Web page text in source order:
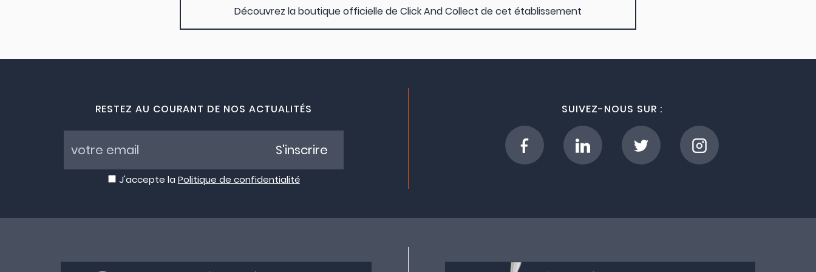
Découvrez la boutique officielle de Click And Collect de cet établissement
RESTEZ AU COURANT DE NOS ACTUALITÉS
J'accepte la Politique de confidentialité
S'inscrire
SUIVEZ-NOUS SUR :